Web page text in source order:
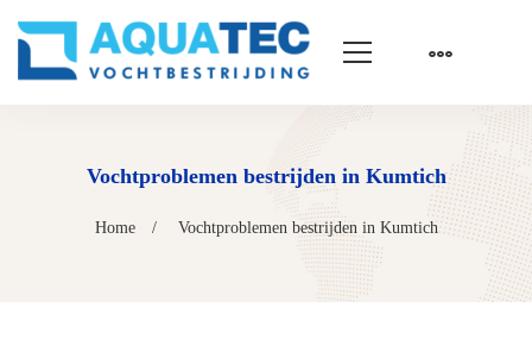
Vochtproblemen bestrijden in Kumtich
Home Vochtproblemen bestrijden in Kumtich